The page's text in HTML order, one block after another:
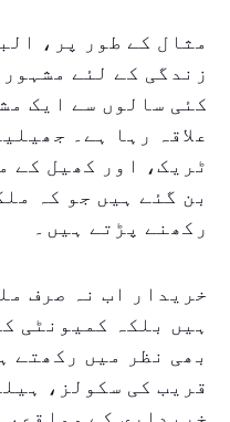
مثال کے طور پر،
زندگی کے لئے
کئی سالوں سے ایک
علاقہ رہا ہے۔
ٹریک، اور کھیل کے
بن گئے ہیں جو کہ
رکھنے پڑتے ہیں۔
خریدار اب نہ صرف
ہیں بلکہ کمیونٹی
بھی نظر میں رکھتے
قریب کی سکولز،
خریداری کے مواقع،